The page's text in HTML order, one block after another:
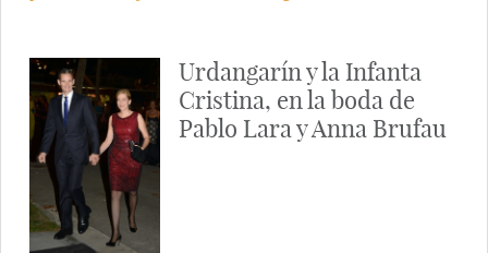
Urdangarín y la Infanta
Cristina, en la boda de
Pablo Lara y Anna Brufau